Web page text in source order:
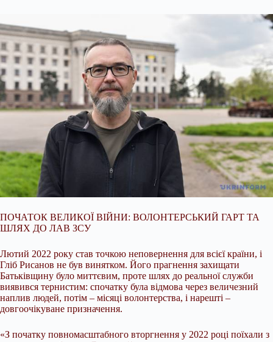
ПОЧАТОК ВЕЛИКОЇ ВІЙНИ: ВОЛОНТЕРСЬКИЙ ГАРТ ТА
ШЛЯХ ДО ЛАВ ЗСУ
Лютий 2022 року став точкою неповернення для всієї країни, і
Гліб Рисанов не був винятком. Його прагнення захищати
Батьківщину було миттєвим, проте шлях до реальної служби
виявився тернистим: спочатку була відмова через величезний
наплив людей, потім – місяці волонтерства, і нарешті –
довгоочікуване призначення.
«З початку повномасштабного вторгнення у 2022 році поїхали з